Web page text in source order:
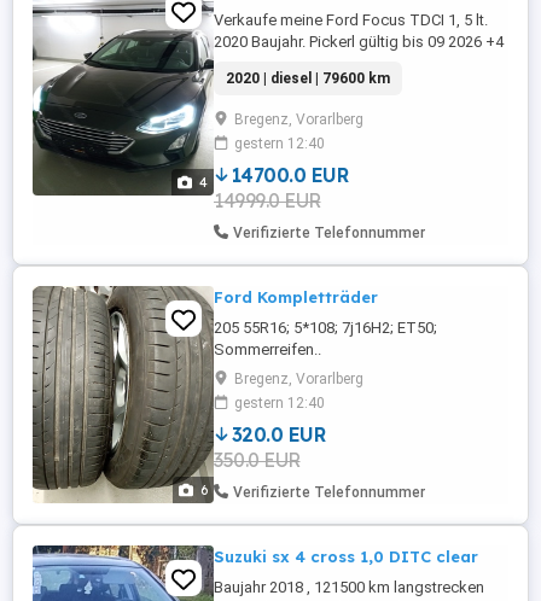
4
Verkaufe meine Ford Focus TDCI 1, 5 lt.
2020 Baujahr. Pickerl gültig bis 09 2026 +4
Garantie, Keine Gewährleistung, Keine
Rücknahme !!!
2020 | diesel | 79600 km
Bregenz, Vorarlberg
gestern 12:40
14700.0 EUR
14999.0 EUR
Verifizierte Telefonnummer
6
Ford Kompletträder
205 55R16; 5*108; 7j16H2; ET50;
Sommerreifen..
Bregenz, Vorarlberg
gestern 12:40
320.0 EUR
350.0 EUR
Verifizierte Telefonnummer
Suzuki sx 4 cross 1,0 DITC clear
Baujahr 2018 , 121500 km langstrecken